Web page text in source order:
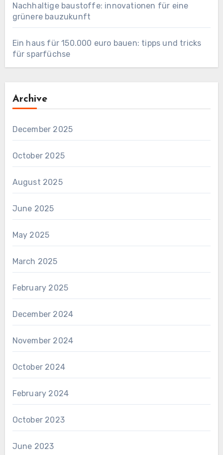
Nachhaltige baustoffe: innovationen für eine
grünere bauzukunft
Ein haus für 150.000 euro bauen: tipps und tricks
für sparfüchse
Archive
December 2025
October 2025
August 2025
June 2025
May 2025
March 2025
February 2025
December 2024
November 2024
October 2024
February 2024
October 2023
June 2023